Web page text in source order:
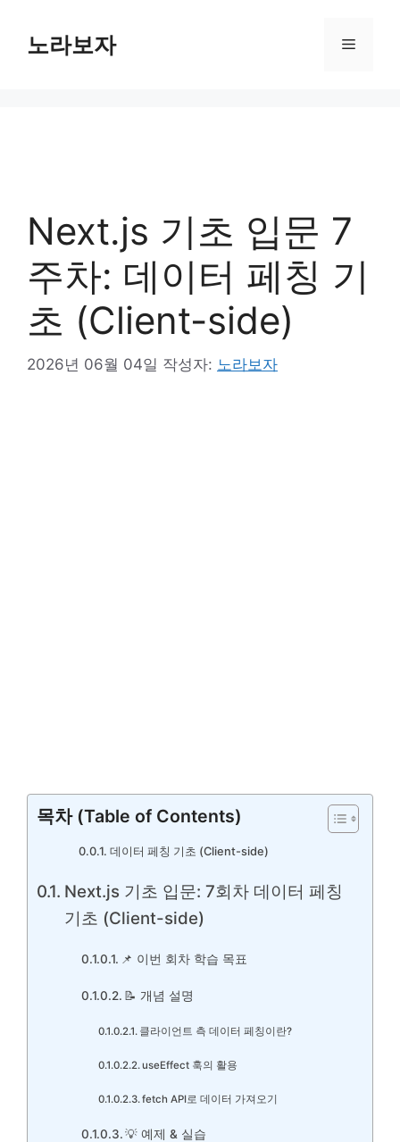
노라보자 메
Next.js 기초 입문 7
주차: 데이터 페칭 기
초 (Client-side)
2026년 06월 04일 작성자: 노라보자
목차 (Table of Contents)
데이터 페칭 기초 (Client-side)
Next.js 기초 입문: 7회차 데이터 페칭
기초 (Client-side)
📌 이번 회차 학습 목표
📝 개념 설명
클라이언트 측 데이터 페칭이란?
useEffect 훅의 활용
fetch API로 데이터 가져오기
💡 예제 & 실습